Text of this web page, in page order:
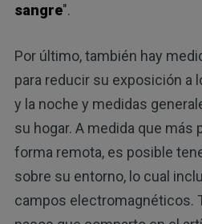
sangre".
Por último, también hay
para reducir su exposición a
y la noche y medidas
su hogar. A medida que más
forma remota, es posible
sobre su entorno, lo cual
campos electromagnéticos.